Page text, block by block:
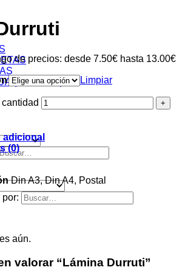
(sin fechas)
por:
de precios: desde 7.50€ hasta 13.00€
Limpiar
(0)
Din A3, Din A4, Postal
aún.
valorar “Lámina Durruti”